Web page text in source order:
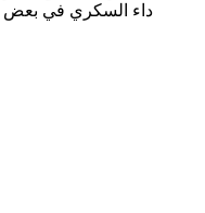
داء السكري في بعض